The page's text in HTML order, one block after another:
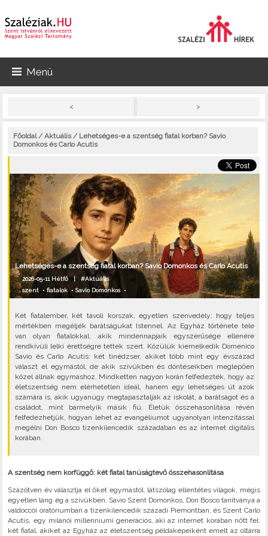
Menü
< >
Főoldal/Aktuális/ Lehetséges-e a szentség fiatal korban? Savio
Domonkos és Carlo Acutis
Lehetséges-e a szentség fiatal korban? Savio Domonkos és Carlo Acutis
2026-05-11 Hétfő |#Aktuális
szent •fiatalok•Savio Domonkos•
Két fiatalember, két távoli korszak, egyetlen szenvedély: hogy teljes
mértékben megéljék barátságukat Istennel. Az Egyház története tele
van olyan fiatalokkal, akik mindennapjaik egyszerűsége ellenére
rendkívüli lelki érettségre tettek szert. Közülük kiemelkedik Domenico
Savio és Carlo Acutis: két tinédzser, akiket több mint egy évszázad
választ el egymástól, de akik szívükben és döntéseikben meglepően
közel állnak egymáshoz. Mindketten nagyon korán felfedezték, hogy az
életszentség nem elérhetetlen ideál, hanem egy lehetséges út azok
számára is, akik ugyanúgy megtapasztalják az iskolát, a barátságot és a
családot, mint bármelyik másik fiú. Életük összehasonlítása révén
felfedezhetjük, hogyan lehet az evangéliumot ugyanolyan intenzitással
megélni Don Bosco tizenkilencedik századában és az internet digitális
korában.
A szentség nem korfüggő: két fiatal tanúságtevő összehasonlítása
Százötven év választja el őket egymástól, látszólag ellentétes világok, mégis
egyetlen láng ég a szívükben. Savio Szent Domonkos, Don Bosco tanítványa a
valdoccói oratóriumban a tizenkilencedik századi Piemontban, és Szent Carlo
Acutis, egy milánói millenniumi generációs, aki az internet korában nőtt fel:
két fiatal, akiket az Egyház az életszentség példaképeiként emelt az oltárra